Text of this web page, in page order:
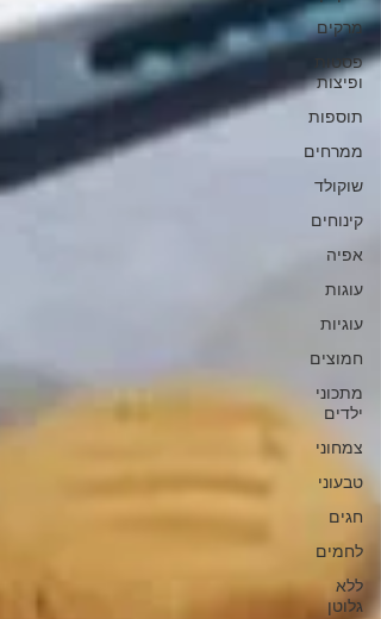
מרקים
פסטות
ופיצות
תוספות
ממרחים
שוקולד
קינוחים
אפיה
עוגות
עוגיות
חמוצים
מתכוני
ילדים
צמחוני
טבעוני
חגים
לחמים
ללא
גלוטן